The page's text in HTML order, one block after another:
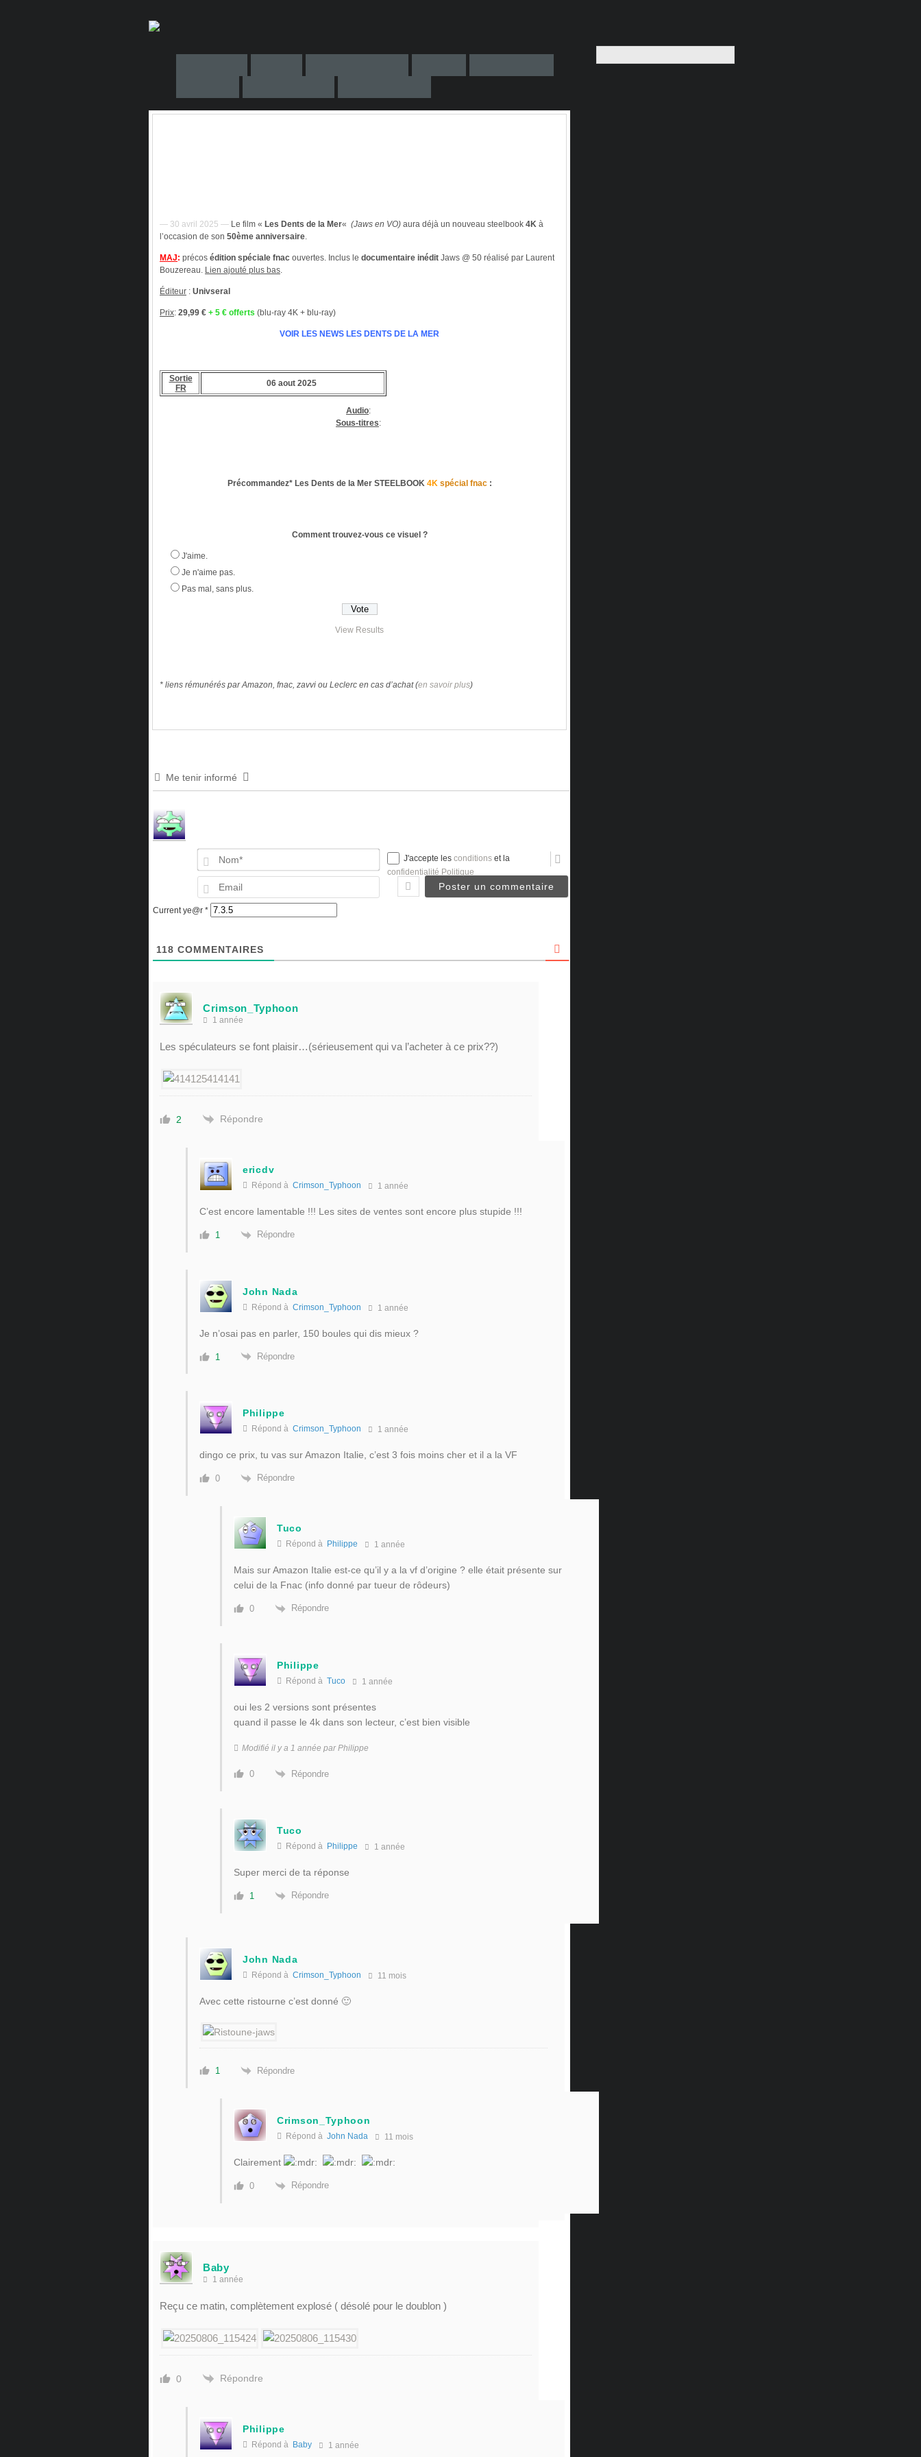
— 30 avril 2025 — Le film « Les Dents de la Mer« (Jaws en VO) aura déjà un nouveau steelbook 4K à
l’occasion de son 50ème anniversaire.
MAJ: précos édition spéciale fnac ouvertes. Inclus le documentaire inédit Jaws @ 50 réalisé par Laurent
Bouzereau. Lien ajouté plus bas.
Éditeur : Univseral
Prix: 29,99 € + 5 € offerts (blu-ray 4K + blu-ray)
VOIR LES NEWS LES DENTS DE LA MER
Sortie
FR
06 aout 2025
Audio:
Sous-titres:
Précommandez* Les Dents de la Mer STEELBOOK 4K spécial fnac :
Comment trouvez-vous ce visuel ?
J'aime.
Je n'aime pas.
Pas mal, sans plus.
View Results
* liens rémunérés par Amazon, fnac, zavvi ou Leclerc en cas d’achat (en savoir plus)
Me tenir informé
Nom*
J'accepte les conditions et la
confidentialité Politique
Current ye@r *
118 COMMENTAIRES
Crimson_Typhoon
1 année
Les spéculateurs se font plaisir…(sérieusement qui va l’acheter à ce prix??)
2 Répondre
ericdv
Répond à Crimson_Typhoon 1 année
C’est encore lamentable !!! Les sites de ventes sont encore plus stupide !!!
1 Répondre
John Nada
Répond à Crimson_Typhoon 1 année
Je n’osai pas en parler, 150 boules qui dis mieux ?
1 Répondre
Philippe
Répond à Crimson_Typhoon 1 année
dingo ce prix, tu vas sur Amazon Italie, c’est 3 fois moins cher et il a la VF
0 Répondre
Tuco
Répond à Philippe 1 année
Mais sur Amazon Italie est-ce qu’il y a la vf d’origine ? elle était présente sur
celui de la Fnac (info donné par tueur de rôdeurs)
0 Répondre
Philippe
Répond à Tuco 1 année
oui les 2 versions sont présentes
quand il passe le 4k dans son lecteur, c’est bien visible
Modifié il y a 1 année par Philippe
0 Répondre
Tuco
Répond à Philippe 1 année
Super merci de ta réponse
1 Répondre
John Nada
Répond à Crimson_Typhoon 11 mois
Avec cette ristourne c’est donné 🙂
1 Répondre
Crimson_Typhoon
Répond à John Nada 11 mois
Clairement
0 Répondre
Baby
1 année
Reçu ce matin, complètement explosé ( désolé pour le doublon )
0 Répondre
Philippe
Répond à Baby 1 année